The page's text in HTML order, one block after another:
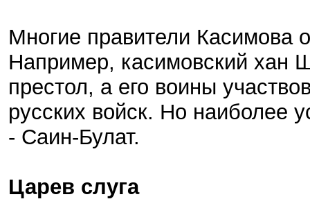
Многие правители Касимова
Например, касимовский хан
престол, а его воины
русских войск. Но наиболее
- Саин-Булат.
Царев слуга